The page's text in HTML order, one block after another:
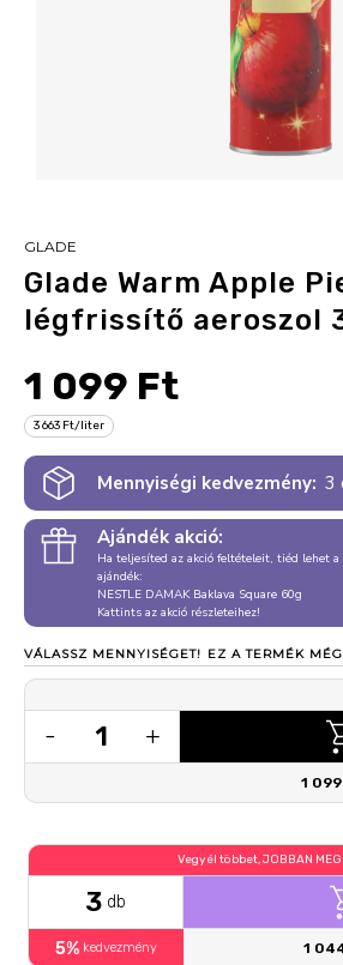
GLADE
Glade Warm Apple
légfrissítő aeroszol
1 099 Ft
3 663 Ft/liter
Mennyiségi kedvezmény: 3
Ajándék akció:
Ha teljesíted az akció feltételeit, tiéd lehet a
ajándék:
NESTLE DAMAK Baklava Square 60g
Kattints az akció részleteihez!
VÁLASSZ MENNYISÉGET! EZ A TERMÉK
- 1 +
1
Vegyél többet, JOBBAN
3 db
5% kedvezmény 1